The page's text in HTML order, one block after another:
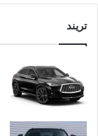
تريند